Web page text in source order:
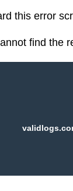
this error
find the